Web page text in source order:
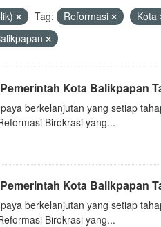
Tag: Reformasi
Kota
Kota Balikpapan
berkelanjutan yang setiap
Birokrasi yang...
Kota Balikpapan
berkelanjutan yang setiap
Birokrasi yang...